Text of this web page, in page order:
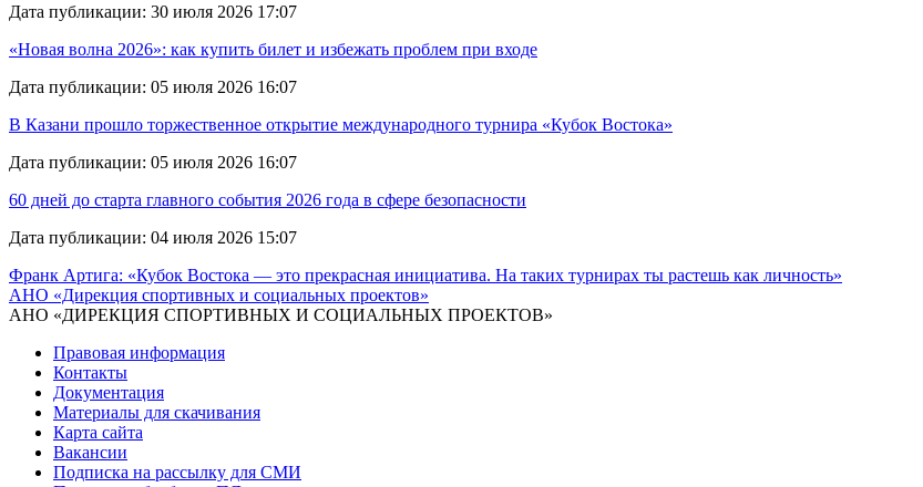
Дата публикации: 30 июля 2026 17:07
«Новая волна 2026»: как купить билет и избежать проблем при входе
Дата публикации: 05 июля 2026 16:07
В Казани прошло торжественное открытие международного турнира «Кубок Востока»
Дата публикации: 05 июля 2026 16:07
60 дней до старта главного события 2026 года в сфере безопасности
Дата публикации: 04 июля 2026 15:07
Франк Артига: «Кубок Востока — это прекрасная инициатива. На таких турнирах ты растешь как личность»
АНО «Дирекция спортивных и социальных проектов»
АНО «ДИРЕКЦИЯ СПОРТИВНЫХ И СОЦИАЛЬНЫХ ПРОЕКТОВ»
Правовая информация
Контакты
Документация
Материалы для скачивания
Карта сайта
Вакансии
Подписка на рассылку для СМИ